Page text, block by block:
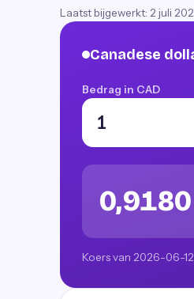
Laatst bijgewerkt: 2 juli
Canadese
Bedrag in CAD
0,9180
Koers van 2026-06-